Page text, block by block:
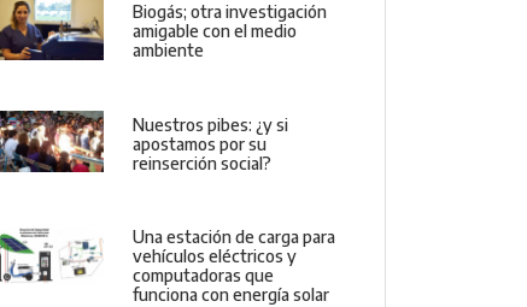
Biogás; otra investigación
amigable con el medio
ambiente
Nuestros pibes: ¿y si
apostamos por su
reinserción social?
Una estación de carga para
vehículos eléctricos y
computadoras que
funciona con energía solar